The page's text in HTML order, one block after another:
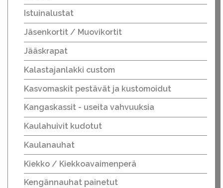
Istuinalustat
Jäsenkortit / Muovikortit
Jääskrapat
Kalastajanlakki custom
Kasvomaskit pestävät ja kustomoidut
Kangaskassit - useita vahvuuksia
Kaulahuivit kudotut
Kaulanauhat
Kiekko / Kiekkoavaimenperä
Kengännauhat painetut